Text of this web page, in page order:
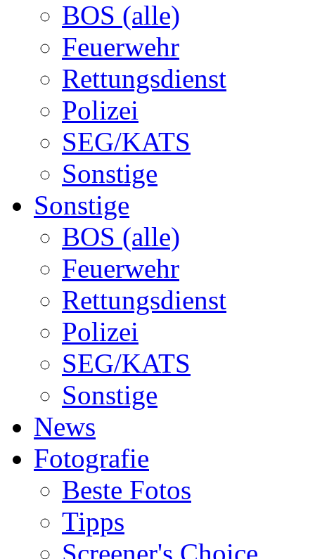
BOS (alle)
Feuerwehr
Rettungsdienst
Polizei
SEG/KATS
Sonstige
Sonstige
BOS (alle)
Feuerwehr
Rettungsdienst
Polizei
SEG/KATS
Sonstige
News
Fotografie
Beste Fotos
Tipps